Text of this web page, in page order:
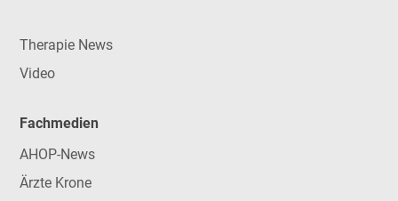
Therapie News
Video
Fachmedien
AHOP-News
Ärzte Krone